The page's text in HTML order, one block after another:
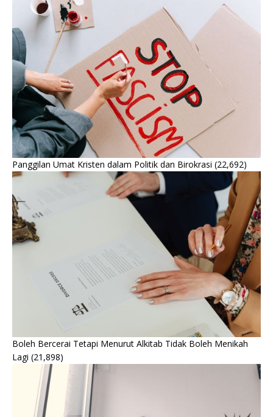
Panggilan Umat Kristen dalam Politik dan Birokrasi (22,692)
Boleh Bercerai Tetapi Menurut Alkitab Tidak Boleh Menikah
Lagi (21,898)